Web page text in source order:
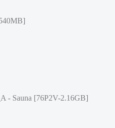
- Sauna [76P2V-2.16GB]